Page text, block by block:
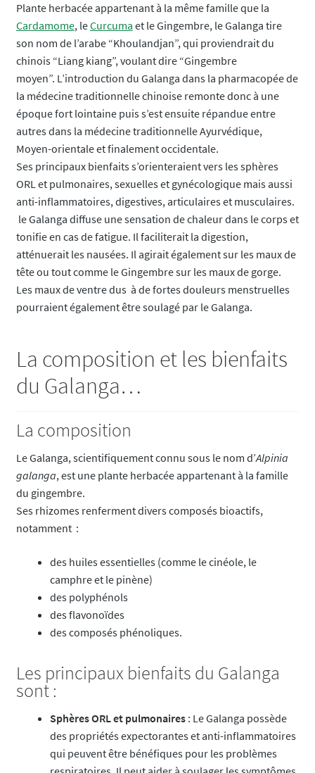
Plante herbacée appartenant à la même famille que la
Cardamome, leCurcuma et le Gingembre, le Galanga tire
son nom de l’arabe “Khoulandjan”, qui proviendrait du
chinois “Liang kiang”, voulant dire “Gingembre
moyen”. L’introduction du Galanga dans la pharmacopée de
la médecine traditionnelle chinoise remonte donc à une
époque fort lointaine puis s’est ensuite répandue entre
autres dans la médecine traditionnelle Ayurvédique,
Moyen-orientale et finalement occidentale.
Ses principaux bienfaits s’orienteraient vers les sphères
ORL et pulmonaires, sexuelles et gynécologique mais aussi
anti-inflammatoires, digestives, articulaires et musculaires.
le Galanga diffuse une sensation de chaleur dans le corps et
tonifie en cas de fatigue. Il faciliterait la digestion,
atténuerait les nausées. Il agirait également sur les maux de
tête ou tout comme le Gingembre sur les maux de gorge.
Les maux de ventre dus à de fortes douleurs menstruelles
pourraient également être soulagé par le Galanga.
La composition et les bienfaits
du Galanga…
La composition
Le Galanga, scientifiquement connu sous le nom d’Alpinia
galanga, est une plante herbacée appartenant à la famille
du gingembre.
Ses rhizomes renferment divers composés bioactifs,
notamment :
des huiles essentielles (comme le cinéole, le
camphre et le pinène)
des polyphénols
des flavonoïdes
des composés phénoliques.
Les principaux bienfaits du Galanga
sont :
Sphères ORL et pulmonaires: Le Galanga possède
des propriétés expectorantes et anti-inflammatoires
qui peuvent être bénéfiques pour les problèmes